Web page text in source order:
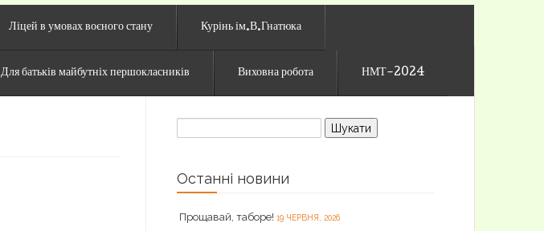
Ліцей в умовах воєного стану Курінь ім.В.Гнатюка
Для батьків майбутніх першокласників Виховна робота НМТ-2024
Пошук:
Останні новини
Прощавай, таборе! 19 ЧЕРВНЯ, 2026